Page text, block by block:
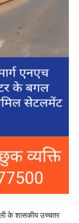
के शासकीय उच्चतर